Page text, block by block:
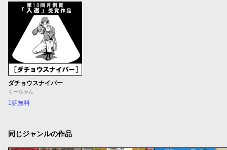
ダチョウスナイパー
くーちゃん
1話無料
同じジャンルの作品